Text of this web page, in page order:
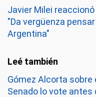
Javier Milei
"Da vergüenza
Argentina"
Gómez Alcorta sobre
Senado lo vote antes